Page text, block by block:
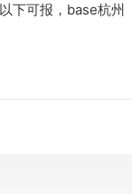
下可报，base杭州